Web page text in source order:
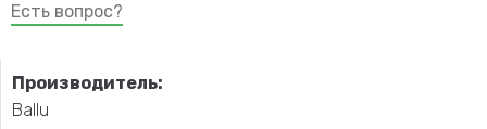
Есть вопрос?
Производитель:
Ballu